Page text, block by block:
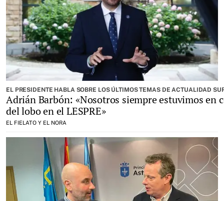
EL PRESIDENTE HABLA SOBRE LOS ÚLTIMOS TEMAS DE ACTUALIDAD
Adrián Barbón: «Nosotros siempre estuvimos en
del lobo en el LESPRE»
EL FIELATO Y EL NORA